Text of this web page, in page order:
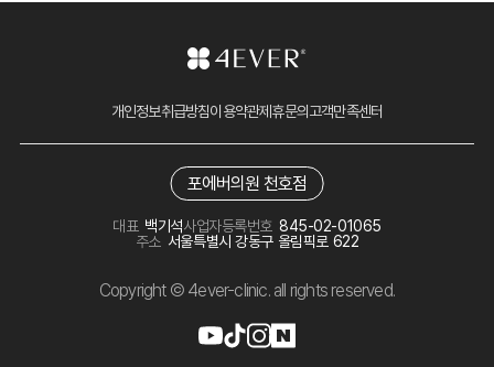
개인정보취급방침이용약관제휴문의고객만족센터
포에버의원 천호점
대표 백기석사업자등록번호 845-02-01065
주소 서울특별시 강동구 올림픽로 622
Copyright © 4ever-clinic. all rights reserved.